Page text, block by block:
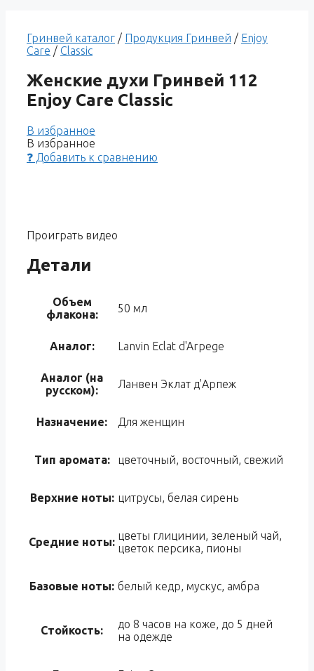
Гринвей каталог / Продукция Гринвей / Enjoy
Care / Classic
Женские духи Гринвей 112
Enjoy Care Classic
В избранное
В избранное
❓ Добавить к сравнению
Проиграть видео
Детали
Объем
флакона:
50 мл
Аналог: Lanvin Eclat d'Arpege
Аналог (на
русском):
Ланвен Эклат д'Арпеж
Назначение: Для женщин
Тип аромата: цветочный, восточный, свежий
Верхние ноты: цитрусы, белая сирень
Средние ноты: цветы глицинии, зеленый чай,
цветок персика, пионы
Базовые ноты: белый кедр, мускус, амбра
Стойкость:
до 8 часов на коже, до 5 дней
на одежде